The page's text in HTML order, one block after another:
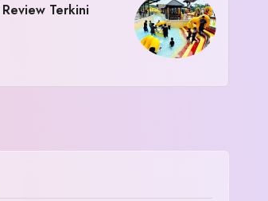
Terkini